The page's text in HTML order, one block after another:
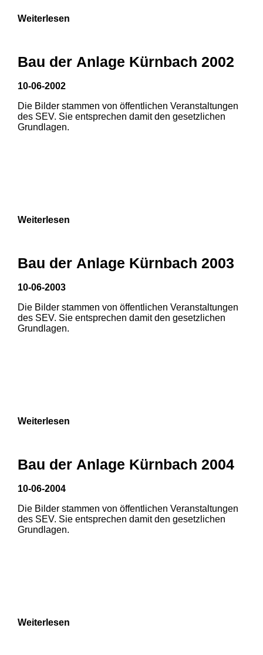
1 2 3
Weiterlesen
Bau der Anlage Kürnbach 2002
10-06-2002
Die Bilder stammen von öffentlichen Veranstaltungen
des SEV. Sie entsprechen damit den gesetzlichen
Grundlagen.
Weiterlesen
Bau der Anlage Kürnbach 2003
10-06-2003
Die Bilder stammen von öffentlichen Veranstaltungen
des SEV. Sie entsprechen damit den gesetzlichen
Grundlagen.
Weiterlesen
Bau der Anlage Kürnbach 2004
10-06-2004
Die Bilder stammen von öffentlichen Veranstaltungen
des SEV. Sie entsprechen damit den gesetzlichen
Grundlagen.
Weiterlesen